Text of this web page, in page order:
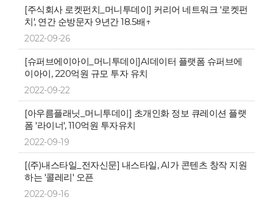
[주식회사 로켓펀치_머니투데이] 커리어 네트워크 '로켓펀
치', 연간 순방문자 9년간 18.5배↑
2022-09-26
[슈퍼브에이아이_머니투데이]AI데이터 플랫폼 슈퍼브에
이아이, 220억원 규모 투자 유치
2022-09-22
[아우름플래닛_머니투데이] 초개인화 정보 큐레이션 플랫
폼 '라이너', 110억원 투자유치
2022-09-19
[(주)내스타일_전자신문] 내스타일, AI가 콘텐츠 창작 지원
하는 '콜레리' 오픈
2022-09-16